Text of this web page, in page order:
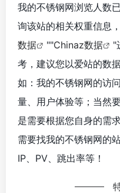
我的不锈钢网浏览人数
询该站的相关权重信息
数据
""Chinaz数据
"
考，建议您以爱站的数
如：我的不锈钢网的访
量、用户体验等；当然
是需要根据您自身的需
需要找我的不锈钢网的
IP、PV、跳出率等！